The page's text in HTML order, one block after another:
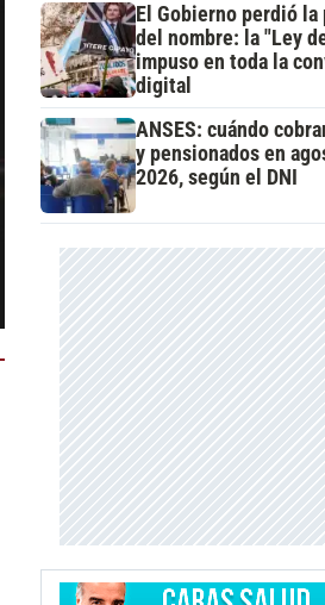
El Gobierno perdió la
del nombre: la "Ley
impuso en toda la
digital
ANSES: cuándo
y pensionados en
2026, según el DNI